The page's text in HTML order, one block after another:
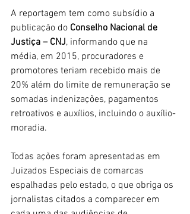
A reportagem tem como subsídio a
publicação do Conselho Nacional de
Justiça – CNJ, informando que na
média, em 2015, procuradores e
promotores teriam recebido mais de
20% além do limite de remuneração se
somadas indenizações, pagamentos
retroativos e auxílios, incluindo o auxílio-
moradia.
Todas ações foram apresentadas em
Juizados Especiais de comarcas
espalhadas pelo estado, o que obriga os
jornalistas citados a comparecer em